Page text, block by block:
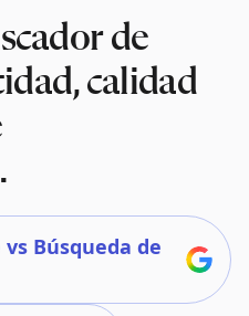
de
calidad
Búsqueda de